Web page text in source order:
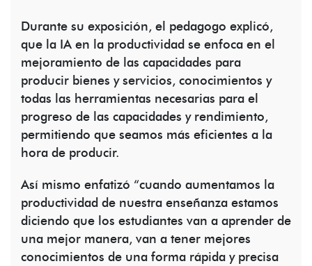
Durante su exposición, el pedagogo explicó,
que la IA en la productividad se enfoca en el
mejoramiento de las capacidades para
producir bienes y servicios, conocimientos y
todas las herramientas necesarias para el
progreso de las capacidades y rendimiento,
permitiendo que seamos más eficientes a la
hora de producir.
Así mismo enfatizó “cuando aumentamos la
productividad de nuestra enseñanza estamos
diciendo que los estudiantes van a aprender de
una mejor manera, van a tener mejores
conocimientos de una forma rápida y precisa